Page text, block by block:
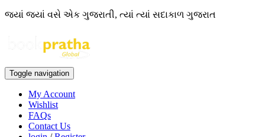
જ્યાં જ્યાં વસે એક ગુજરાતી, ત્યાં ત્યાં સદાકાળ ગુજરાત
Toggle navigation
My Account
Wishlist
FAQs
Contact Us